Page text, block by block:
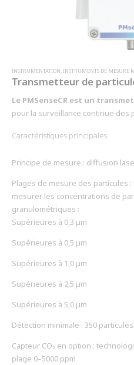
INSTRUMENTATION,INSTRUMENTS DE MESURE
Le PMSenseCR est un
pour la surveillance continue des
laboratoires pharmaceutiques et
de la contamination particulaire,
exigeants en
qualité d’air .
Caractéristiques principales
Principe de mesure : diffusion
Plages de mesure des particules :
mesurer les concentrations de
granulométriques :
Supérieures à 0,3 µm
Supérieures à 0,5 µm
Supérieures à 1,0 µm
Supérieures à 2,5 µm
Supérieures à 5,0 µm
Détection minimale : 350
Capteur CO₂ en option :
plage 0–5000 ppm